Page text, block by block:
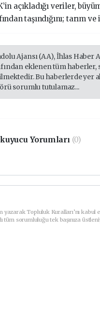
açıkladığı veriler,
taşındığını; tarım
Ajansı (AA), İhlas Haber
eklenen tüm
Bu haberlerde yer
sorumlu tutulamaz...
Yorumları (0)
yazarak Topluluk Kuralları’nı
tüm sorumluluğu tek başınıza